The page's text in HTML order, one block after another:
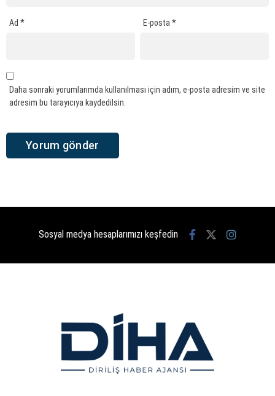
Ad * E-posta*
Daha sonraki yorumlarımda kullanılması için adım, e-posta adresim ve site
adresim bu tarayıcıya kaydedilsin.
Sosyal medya hesaplarımızı keşfedin